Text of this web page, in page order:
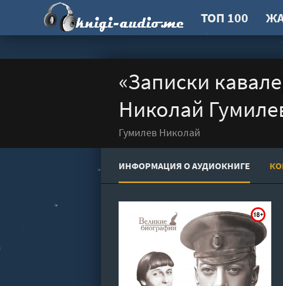
ТОП 100
«Записки
Николай
Гумилев Николай
ИНФОРМАЦИЯ О АУДИОКНИГЕ